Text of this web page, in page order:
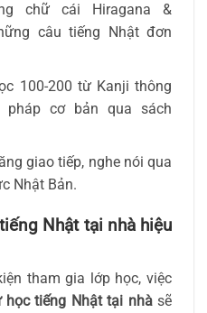
chữ cái Hiragana &
câu tiếng Nhật đơn
100-200 từ Kanji thông
pháp cơ bản qua sách
giao tiếp, nghe nói qua
Nhật Bản.
Nhật tại nhà hiệu
tham gia lớp học, việc
học tiếng Nhật tại nhàsẽ